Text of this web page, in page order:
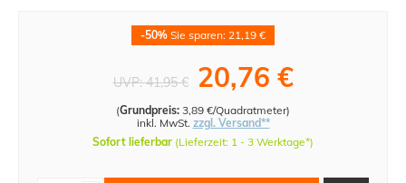
-50% Sie sparen: 21,19 €
UVP:41,95 € 20,76 €
(Grundpreis: 3,89 €/Quadratmeter)
inkl. MwSt. zzgl. Versand**
Sofort lieferbar (Lieferzeit: 1 - 3 Werktage*)